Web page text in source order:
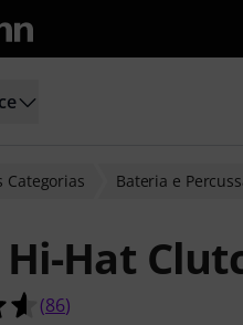
Categorias Bateria e
Hat
4.6 de 5 estrelas de 86
(86)